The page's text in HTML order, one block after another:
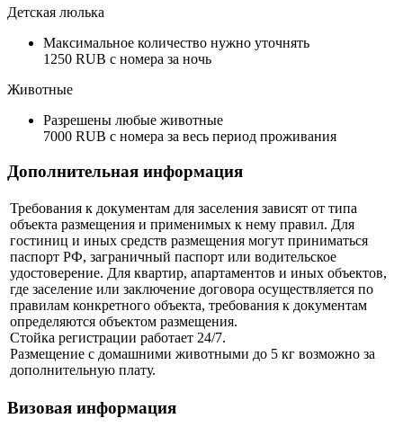
Детская люлька
Максимальное количество нужно уточнять
1250 RUB с номера за ночь
Животные
Разрешены любые животные
7000 RUB с номера за весь период проживания
Дополнительная информация
Требования к документам для заселения зависят от типа
объекта размещения и применимых к нему правил. Для
гостиниц и иных средств размещения могут приниматься
паспорт РФ, заграничный паспорт или водительское
удостоверение. Для квартир, апартаментов и иных объектов,
где заселение или заключение договора осуществляется по
правилам конкретного объекта, требования к документам
определяются объектом размещения.
Стойка регистрации работает 24/7.
Размещение с домашними животными до 5 кг возможно за
дополнительную плату.
Визовая информация